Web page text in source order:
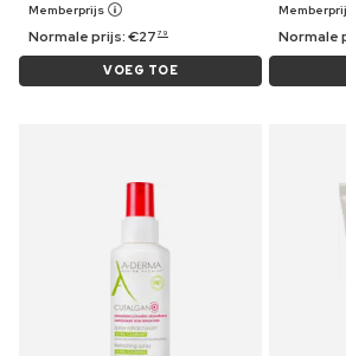
Memberprijs
Normale prijs:€27 79
VOEG TOE
Normale